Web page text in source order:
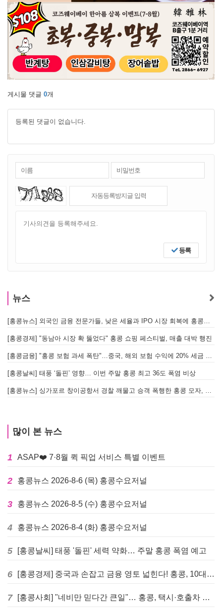
게시물 댓글 0개
등록된 댓글이 없습니다.
등록
뉴스
[홍콩경제] "동남아 시장 확 뚫었다" 홍콩 쇼핑 페스티벌, 매출 대박 행진
[홍콩날씨] 태풍 ‘돌핀’ 영향… 이번 주말 홍콩 최고 36도 폭염 비상
많이 본 뉴스
1 ASAP❤️ 7·8월 퀵 픽업 서비스 특별 이벤트
2 홍콩뉴스 2026-8-6 (목) 홍콩수요저널
3 홍콩뉴스 2026-8-5 (수) 홍콩수요저널
4 홍콩뉴스 2026-8-4 (화) 홍콩수요저널
5 [홍콩날씨] 태풍 '돌핀' 세력 약화… 주말 홍콩 폭염 예고
6 [홍콩경제] 중국과 손잡고 금융 영토 넓힌다! 홍콩, 10대 신규 정책 발표
7 [홍콩사회] "네비만 믿다간 큰일"… 홍콩, 택시·호출차 통합 시험 도입하며 규제 본격화